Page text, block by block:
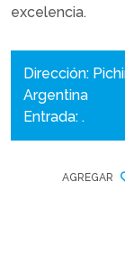
excelencia.
Dirección:
Argentina
Entrada: .
AGREGAR